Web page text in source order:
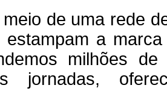
meio de uma rede
estampam a
milhões
jornadas,